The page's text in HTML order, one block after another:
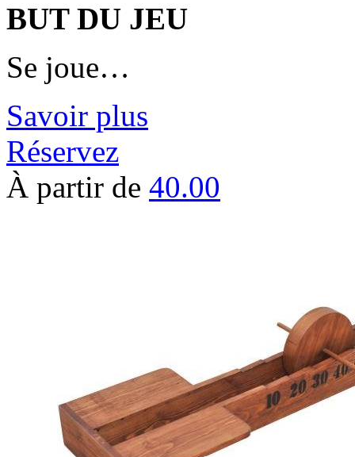
BUT DU JEU
Se joue…
Savoir plus
Réservez
À partir de 40.00